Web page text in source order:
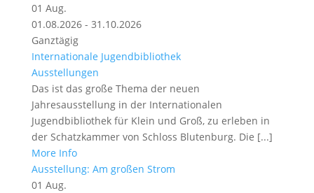
01 Aug.
01.08.2026 - 31.10.2026
Ganztägig
Internationale Jugendbibliothek
Ausstellungen
Das ist das große Thema der neuen
Jahresausstellung in der Internationalen
Jugendbibliothek für Klein und Groß, zu erleben in
der Schatzkammer von Schloss Blutenburg. Die [...]
More Info
Ausstellung: Am großen Strom
01 Aug.